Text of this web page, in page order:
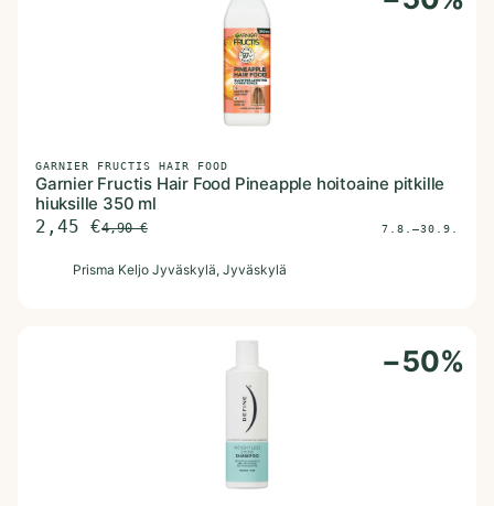
GARNIER FRUCTIS HAIR FOOD
Garnier Fructis Hair Food Pineapple hoitoaine pitkille
hiuksille 350 ml
2,45 €4,90€ 7.8.–30.9.
Prisma Keljo Jyväskylä, Jyväskylä
−50%